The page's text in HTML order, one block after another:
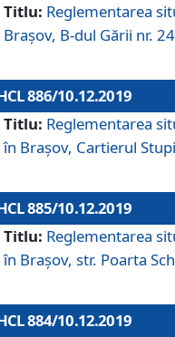
Titlu: Reglementarea
Brașov, B-dul Gării nr.
886/10.12.2019
Titlu: Reglementarea
în Braşov, Cartierul
885/10.12.2019
Titlu: Reglementarea
în Brașov, str. Poarta
884/10.12.2019